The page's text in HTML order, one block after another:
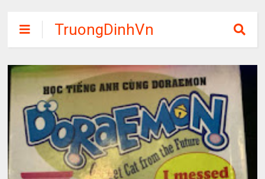
TruongDinhVn
Chia sẽ ebook,
các khóa học,
phần mềm học
tập miễn phí